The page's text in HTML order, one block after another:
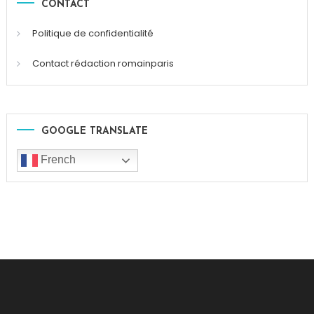
CONTACT
Politique de confidentialité
Contact rédaction romainparis
GOOGLE TRANSLATE
French